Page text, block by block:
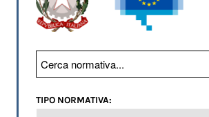
TIPO NORMATIVA: